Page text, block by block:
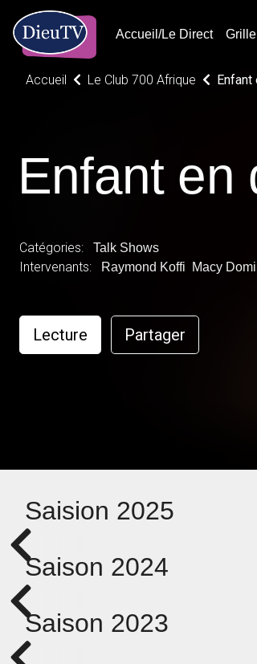
Accueil/Le Direct
Accueil Le Club 700 Afrique Enfant
Enfant en
Catégories: Talk Shows
Intervenants: Raymond Koffi Macy
Lecture Partager
Saision 2025
Saison 2024
Saison 2023